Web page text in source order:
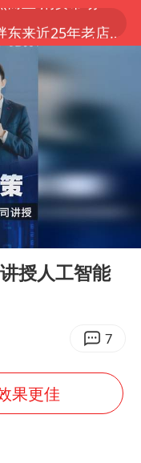
国足U17与阿森纳决赛取消 并列冠军
全球最大级别运输船通过长江大桥
香港刷新1884年以来最高气温纪录
上门女婿出轨女邻居多年被判重婚罪
暑期研学游升温 在旅途中增长知识
Bin离队
口对准中国记者
授人工智能
7
果更佳